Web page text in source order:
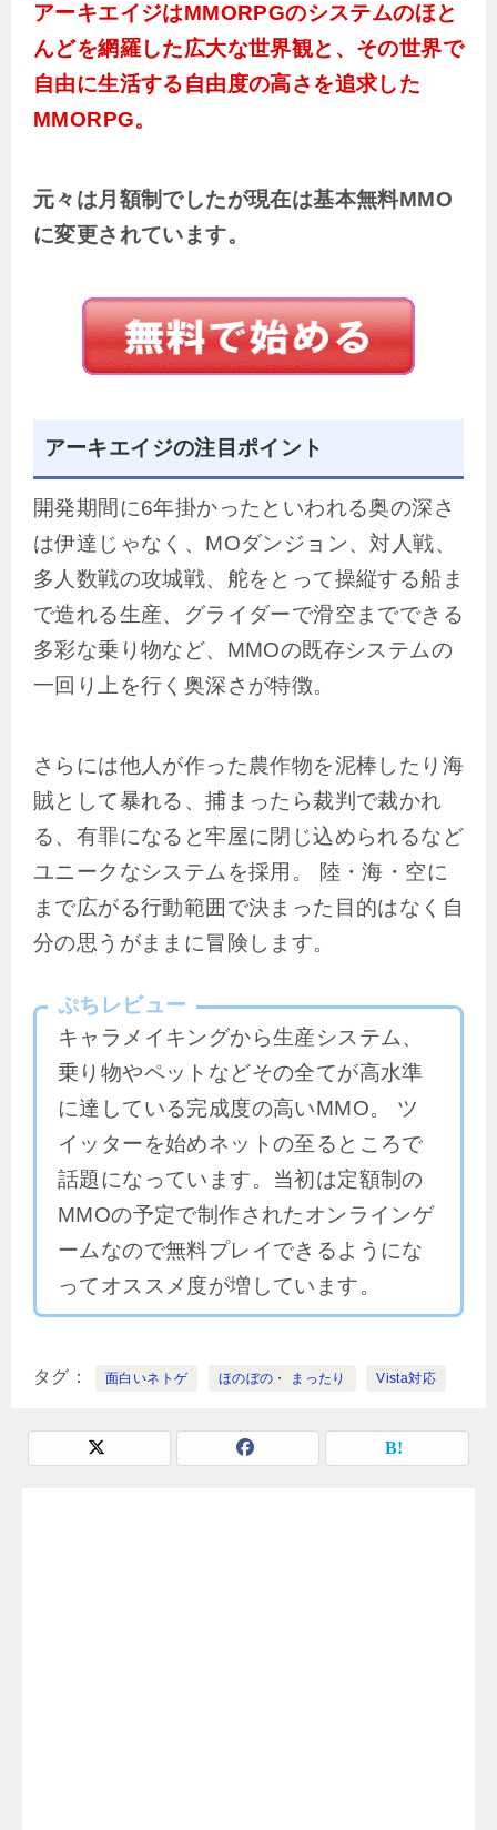
アーキエイジはMMORPGのシステムのほと
んどを網羅した広大な世界観と、その世界で
自由に生活する自由度の高さを追求した
MMORPG。
元々は月額制でしたが現在は基本無料MMO
に変更されています。
アーキエイジの注目ポイント
開発期間に6年掛かったといわれる奥の深さ
は伊達じゃなく、MOダンジョン、対人戦、
多人数戦の攻城戦、舵をとって操縦する船ま
で造れる生産、グライダーで滑空までできる
多彩な乗り物など、MMOの既存システムの
一回り上を行く奥深さが特徴。
さらには他人が作った農作物を泥棒したり海
賊として暴れる、捕まったら裁判で裁かれ
る、有罪になると牢屋に閉じ込められるなど
ユニークなシステムを採用。 陸・海・空に
まで広がる行動範囲で決まった目的はなく自
分の思うがままに冒険します。
ぷちレビュー
キャラメイキングから生産システム、
乗り物やペットなどその全てが高水準
に達している完成度の高いMMO。 ツ
イッターを始めネットの至るところで
話題になっています。当初は定額制の
MMOの予定で制作されたオンラインゲ
ームなので無料プレイできるようにな
ってオススメ度が増しています。
タグ 面白いネトゲ ほのぼの・ まったり Vista対応